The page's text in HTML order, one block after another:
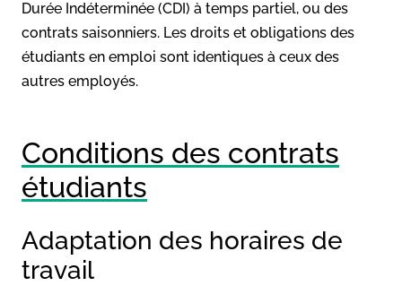
Durée Indéterminée (CDI) à temps partiel, ou des
contrats saisonniers. Les droits et obligations des
étudiants en emploi sont identiques à ceux des
autres employés.
Conditions des contrats
étudiants
Adaptation des horaires de
travail